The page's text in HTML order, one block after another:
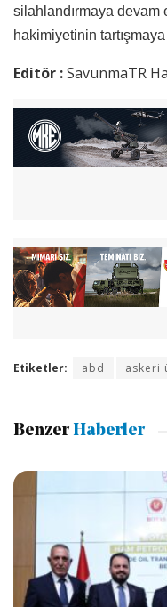
silahlandırmaya devam
hakimiyetinin
Editör :SavunmaTR
Etiketler: abd askeri
Benzer Haberler